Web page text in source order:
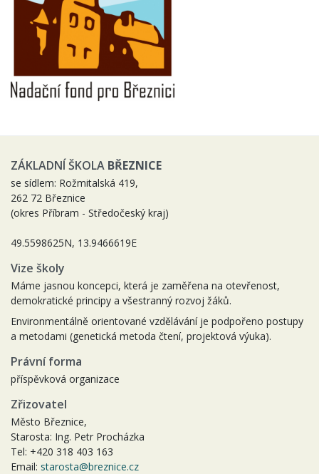
ZÁKLADNÍ ŠKOLA BŘEZNICE
se sídlem: Rožmitalská 419,
262 72 Březnice
(okres Příbram - Středočeský kraj)
49.5598625N, 13.9466619E
Vize školy
Máme jasnou koncepci, která je zaměřena na otevřenost,
demokratické principy a všestranný rozvoj žáků.
Environmentálně orientované vzdělávání je podpořeno postupy
a metodami (genetická metoda čtení, projektová výuka).
Právní forma
příspěvková organizace
Zřizovatel
Město Březnice,
Starosta: Ing. Petr Procházka
Tel: +420 318 403 163
Email: starosta@breznice.cz